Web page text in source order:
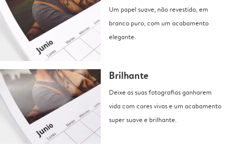
Um papel suave, não revestido, em
branco puro, com um acabamento
elegante.
Brilhante
Deixe as suas fotografias ganharem
vida com cores vivas e um acabamento
super suave e brilhante.